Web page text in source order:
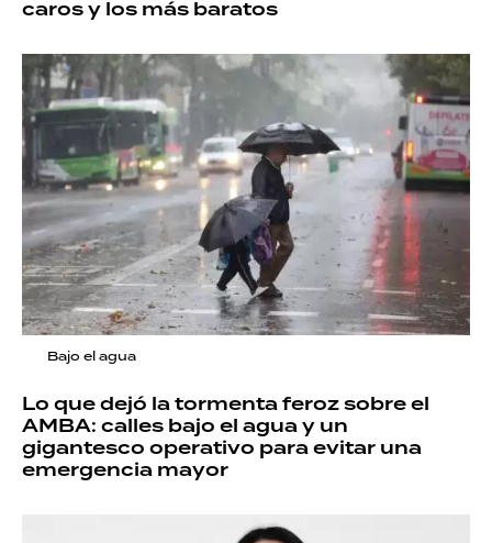
caros y los más baratos
Bajo el agua
Lo que dejó la tormenta feroz sobre el
AMBA: calles bajo el agua y un
gigantesco operativo para evitar una
emergencia mayor